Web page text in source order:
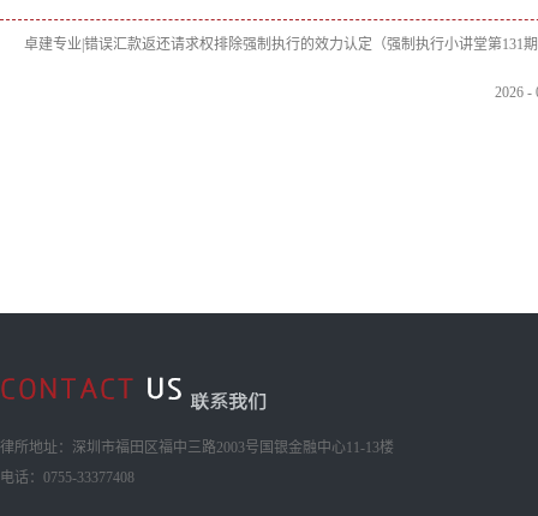
卓建专业|错误汇款返还请求权排除强制执行的效力认定（强制执行小讲堂第131
2026 -
律所地址：深圳市福田区福中三路2003号国银金融中心11-13楼
电话：0755-33377408